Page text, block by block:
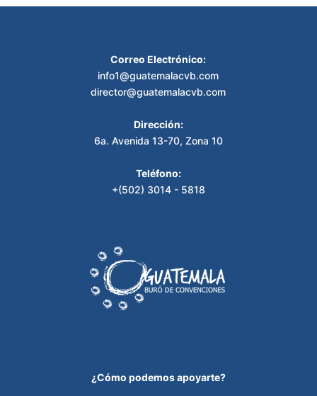
Correo Electrónico:
info1@guatemalacvb.com
director@guatemalacvb.com
Dirección:
6a. Avenida 13-70, Zona 10
Teléfono:
+(502) 3014 - 5818
¿Cómo podemos apoyarte?